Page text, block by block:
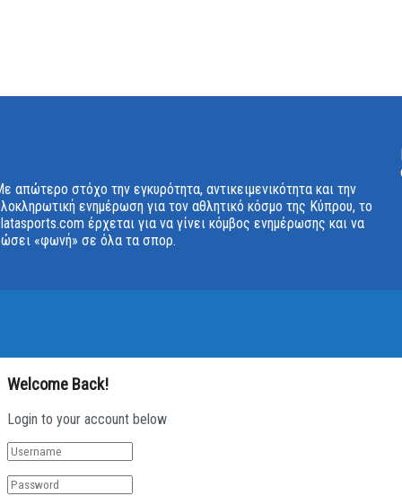
απώτερο στόχο την εγκυρότητα, αντικειμενικότητα και την
ενημέρωση για τον αθλητικό κόσμο της Κύπρου, το
έρχεται για να γίνει κόμβος ενημέρωσης και να
«φωνή» σε όλα τα σπορ.
Welcome Back!
Login to your account below